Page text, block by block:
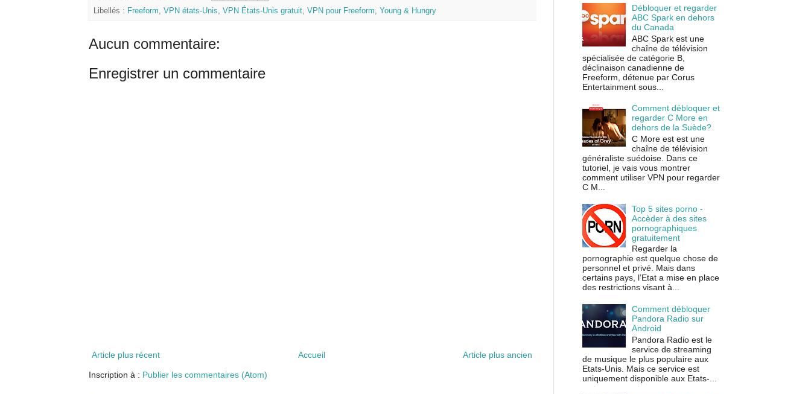
Libellés : Freeform, VPN états-Unis, VPN États-Unis gratuit, VPN pour Freeform, Young & Hungry
Aucun commentaire:
Enregistrer un commentaire
Article plus récent Article plus ancien
Accueil
Inscription à : Publier les commentaires (Atom)
Débloquer et regarder
ABC Spark en dehors
du Canada
ABC Spark est une
chaîne de télévision
spécialisée de catégorie B,
déclinaison canadienne de
Freeform, détenue par Corus
Entertainment sous...
Comment débloquer et
regarder C More en
dehors de la Suède?
C More est est une
chaîne de télévision
généraliste suédoise. Dans ce
tutoriel, je vais vous montrer
comment utiliser VPN pour regarder
C M...
Top 5 sites porno -
Accèder à des sites
pornographiques
gratuitement
Regarder la
pornographie est quelque chose de
personnel et privé. Mais dans
certains pays, l’Etat a mise en place
des restrictions visant à...
Comment débloquer
Pandora Radio sur
Android
Pandora Radio est le
service de streaming
de musique le plus populaire aux
Etats-Unis. Mais ce service est
uniquement disponible aux Etats-...